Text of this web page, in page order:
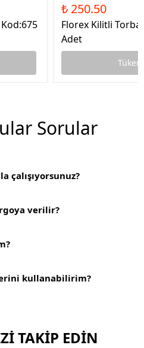
₺ 250.50
Florex Kilitli Torba
Adet
Sorular
çalışıyorsunuz?
verilir?
kullanabilirim?
TAKİP EDİN